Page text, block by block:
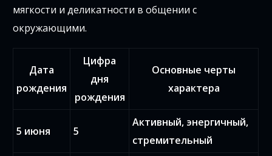
мягкости и деликатности в общении с
окружающими.
Дата
рождения
Цифра
дня
рождения
Основные черты
характера
5 июня 5
Активный, энергичный,
стремительный